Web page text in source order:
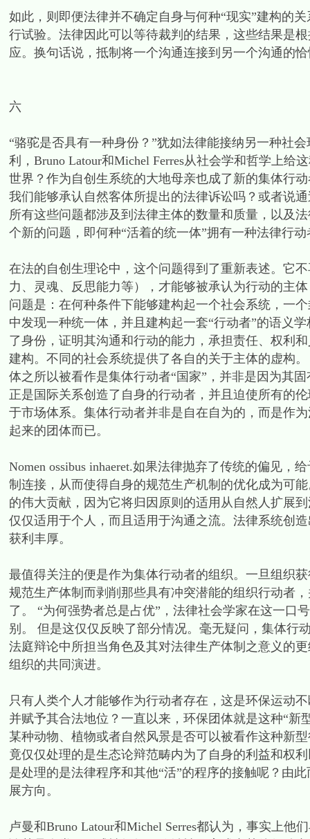
如此，则即便法律并不确定自身与何种“现实”建构的
行试验。法律因此可以等待裁判的结果，这些结果是
应。换句话说，抵制将一个沟通连接到另一个沟通的
六
“骆驼是否具有一种身份？”犹如法律能接纳另一种社
利，Bruno Latour和Michel Ferres从社会学和哲学上
世界？作为自创生系统的大地母亲也成了新的集体行
我们能够承认自然客体所提出的法律诉讼吗？或者说
所有这些问题都涉及到法律主体的数量和质量，以及
个新的问题，即何种“活着的统一体”拥有一种法律行
在法的自创生理论中，这个问题得到了重新表述。它
力、灵魂、反思能力等），才能够被承认为行动的主
问题是：在何种条件下能够建构起一个社会系统，一
中发现一种统一体，并且建构起一套“行动者”的语义
了身份，证明其沟通和行动的能力，承担责任、权利
建构。不同的社会系统提供了各自的关于主体的虚构
体之所以被看作是集体行动者“国家”，并非是因为其
正是国际关系创造了自身的行动者，并且迫使所有的
于市场体系。集体行动者并非是自在自为的，而是作
起来的团体而已。
Nomen ossibus inhaeret.如果法律抛弃了传统的偏见
制连接，从而使得自身的规范生产机制的优化成为可
的伟大贡献，因为它将归因原则的适用从自然人扩展
仅仅适用于个人，而且适用于沟通之流。法律系统创
获利丰厚。
最值得关注的便是作为集体行动者的组织。一旦组织
规范生产体制而剥削那些具有冲突潜能的组织行动者
了。 “为何强势者总是占优”，法律社会学家在这一口
别。 但是这仅仅反映了部分情况。毫无疑问，集体行
法庭辩论中所担当角色及其对法律生产体制之意义的
组织的共同演进。
只有人类个人才能够作为行动者存在，这是环保运动
并赋予其合法地位？一直以来，环保团体就是这种“
某种动物、植物或者自然风景是否可以被看作这种新
竟仅仅处理的是生态论辩范畴内为了自身的利益和权
是处理的是法律程序和其他“活”的程序的接触呢？由
展方向。
卢曼和Bruno Latour和Michel Serres都认为，事实上